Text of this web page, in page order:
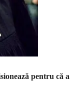
pentru că a